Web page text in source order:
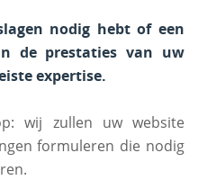
nodig hebt of een
de prestaties van uw
expertise.
wij zullen uw website
formuleren die nodig